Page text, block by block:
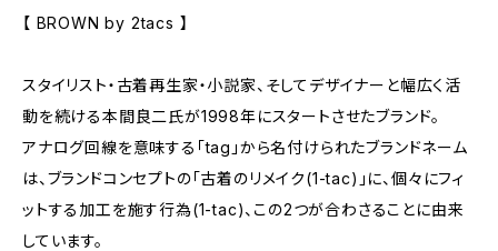
【 BROWN by 2tacs 】
スタイリスト・古着再生家・小説家、そしてデザイナーと幅広く活
動を続ける本間良二氏が1998年にスタートさせたブランド。
アナログ回線を意味する「tag」から名付けられたブランドネーム
は、ブランドコンセプトの「古着のリメイク(1-tac)」に、個々にフィ
ットする加工を施す行為(1-tac)、この2つが合わさることに由来
しています。